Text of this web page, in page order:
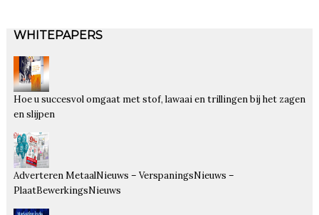
WHITEPAPERS
Hoe u succesvol omgaat met stof, lawaai en trillingen bij het zagen
en slijpen
Adverteren MetaalNieuws – VerspaningsNieuws –
PlaatBewerkingsNieuws